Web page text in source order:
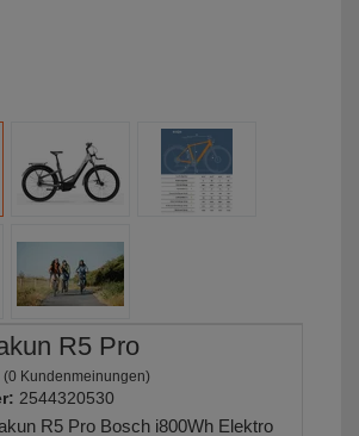
R5 Pro
(0 Kundenmeinungen)
2544320530
R5 Pro Bosch i800Wh Elektro